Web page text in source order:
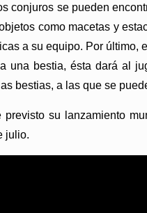
conjuros se pueden
como macetas y
a su equipo. Por último,
una bestia, ésta dará al
bestias, a las que se
previsto su lanzamiento
julio.